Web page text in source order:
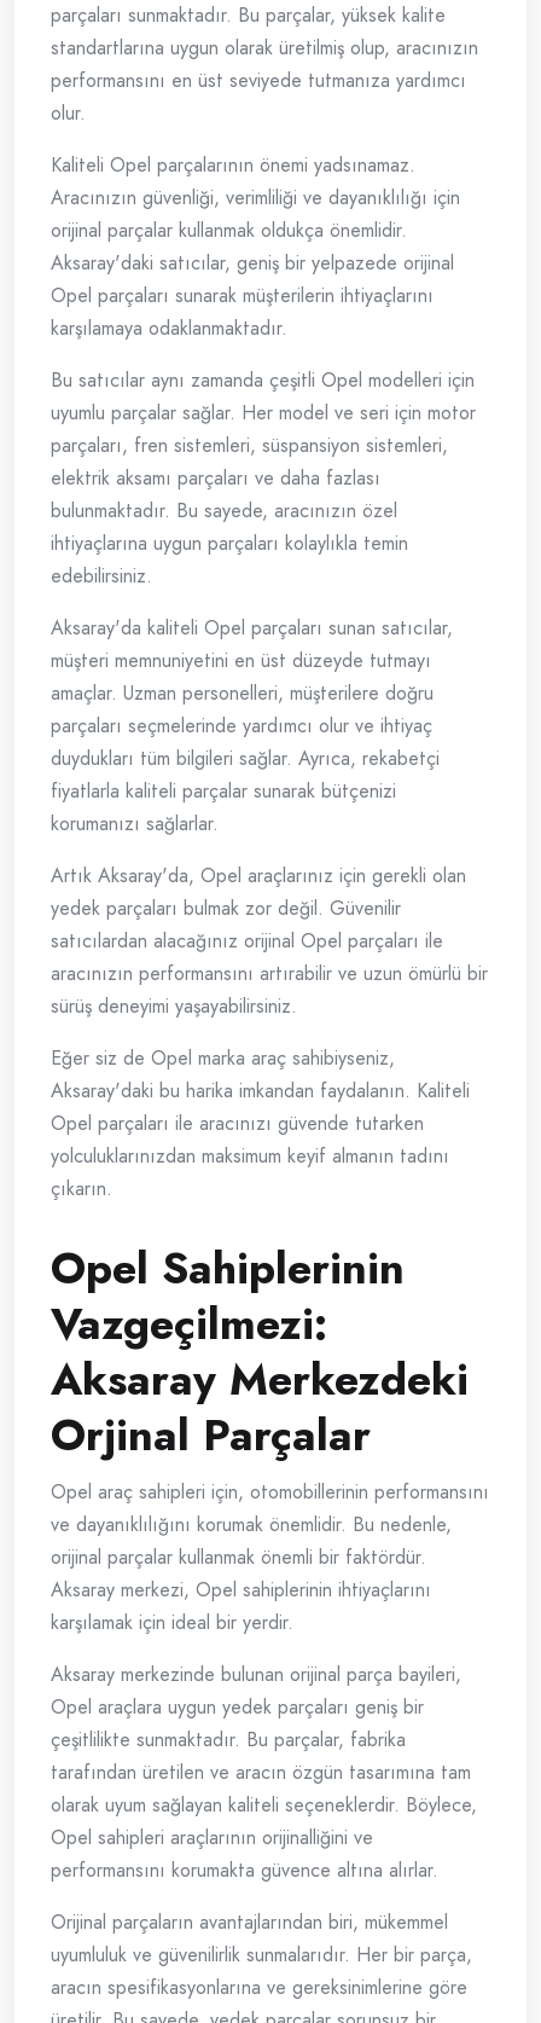
parçaları sunmaktadır. Bu parçalar, yüksek kalite
standartlarına uygun olarak üretilmiş olup, aracınızın
performansını en üst seviyede tutmanıza yardımcı
olur.
Kaliteli Opel parçalarının önemi yadsınamaz.
Aracınızın güvenliği, verimliliği ve dayanıklılığı için
orijinal parçalar kullanmak oldukça önemlidir.
Aksaray'daki satıcılar, geniş bir yelpazede orijinal
Opel parçaları sunarak müşterilerin ihtiyaçlarını
karşılamaya odaklanmaktadır.
Bu satıcılar aynı zamanda çeşitli Opel modelleri için
uyumlu parçalar sağlar. Her model ve seri için motor
parçaları, fren sistemleri, süspansiyon sistemleri,
elektrik aksamı parçaları ve daha fazlası
bulunmaktadır. Bu sayede, aracınızın özel
ihtiyaçlarına uygun parçaları kolaylıkla temin
edebilirsiniz.
Aksaray'da kaliteli Opel parçaları sunan satıcılar,
müşteri memnuniyetini en üst düzeyde tutmayı
amaçlar. Uzman personelleri, müşterilere doğru
parçaları seçmelerinde yardımcı olur ve ihtiyaç
duydukları tüm bilgileri sağlar. Ayrıca, rekabetçi
fiyatlarla kaliteli parçalar sunarak bütçenizi
korumanızı sağlarlar.
Artık Aksaray'da, Opel araçlarınız için gerekli olan
yedek parçaları bulmak zor değil. Güvenilir
satıcılardan alacağınız orijinal Opel parçaları ile
aracınızın performansını artırabilir ve uzun ömürlü bir
sürüş deneyimi yaşayabilirsiniz.
Eğer siz de Opel marka araç sahibiyseniz,
Aksaray'daki bu harika imkandan faydalanın. Kaliteli
Opel parçaları ile aracınızı güvende tutarken
yolculuklarınızdan maksimum keyif almanın tadını
çıkarın.
Opel Sahiplerinin
Vazgeçilmezi:
Aksaray Merkezdeki
Orjinal Parçalar
Opel araç sahipleri için, otomobillerinin performansını
ve dayanıklılığını korumak önemlidir. Bu nedenle,
orijinal parçalar kullanmak önemli bir faktördür.
Aksaray merkezi, Opel sahiplerinin ihtiyaçlarını
karşılamak için ideal bir yerdir.
Aksaray merkezinde bulunan orijinal parça bayileri,
Opel araçlara uygun yedek parçaları geniş bir
çeşitlilikte sunmaktadır. Bu parçalar, fabrika
tarafından üretilen ve aracın özgün tasarımına tam
olarak uyum sağlayan kaliteli seçeneklerdir. Böylece,
Opel sahipleri araçlarının orijinalliğini ve
performansını korumakta güvence altına alırlar.
Orijinal parçaların avantajlarından biri, mükemmel
uyumluluk ve güvenilirlik sunmalarıdır. Her bir parça,
aracın spesifikasyonlarına ve gereksinimlerine göre